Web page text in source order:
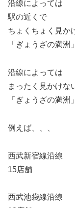
沿線によっては
駅の近くで
ちょくちょく見か
「ぎょうざの満洲
沿線によっては
まったく見かけな
「ぎょうざの満洲
例えば、、、
西武新宿線沿線
15店舗
西武池袋線沿線